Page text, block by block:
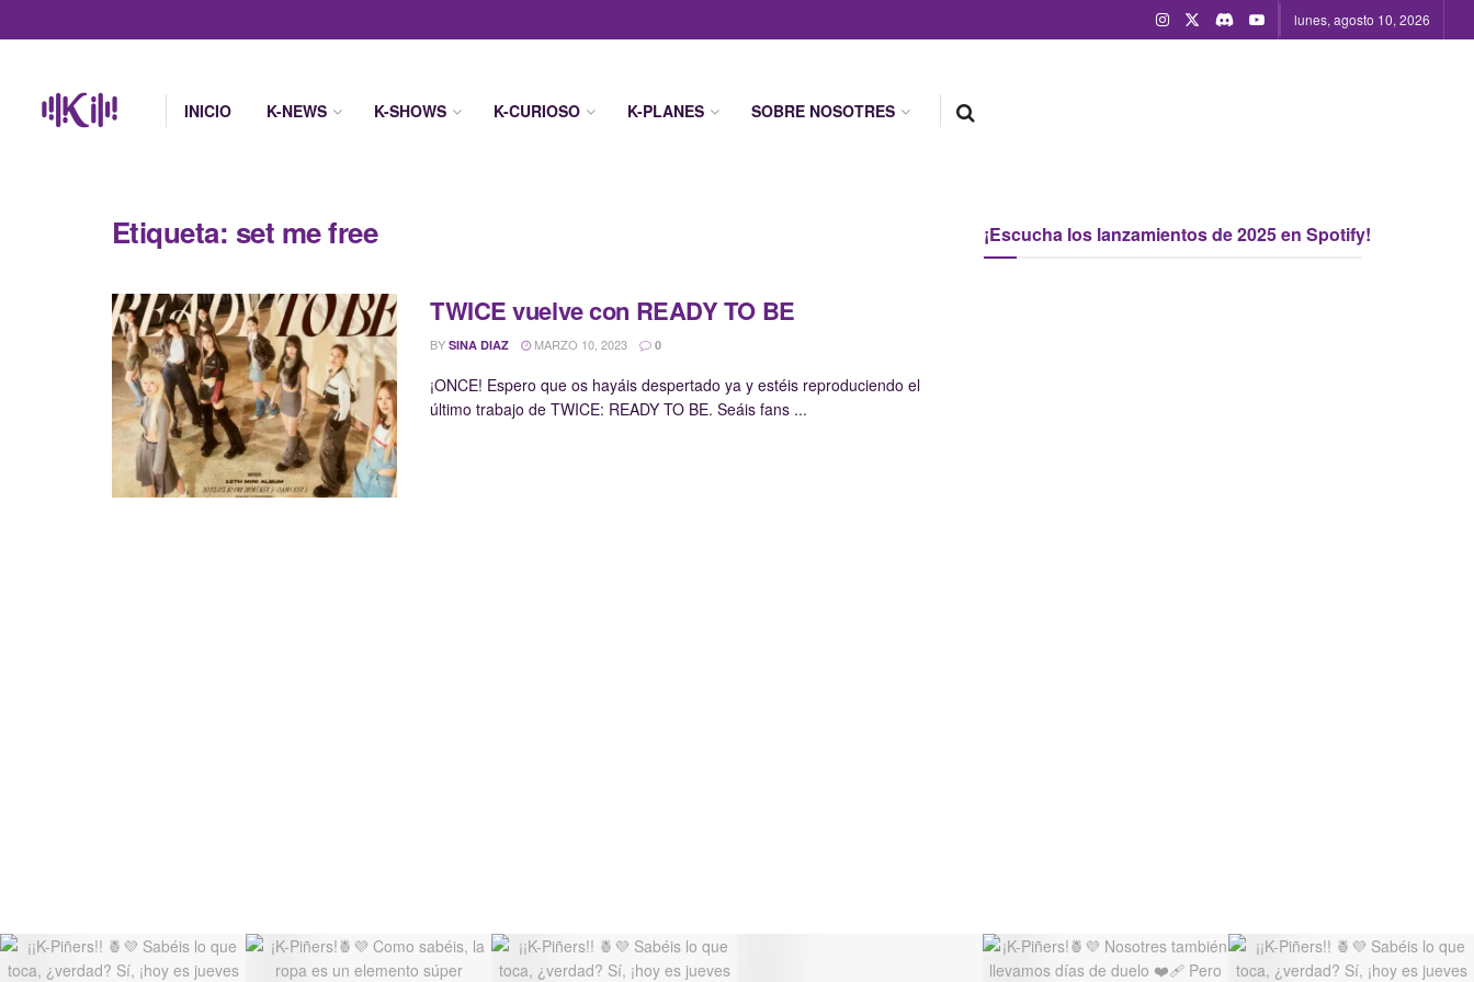
lunes, agosto 10, 2026
INICIO K-NEWS K-SHOWS K-CURIOSO K-PLANES SOBRE NOSOTRES
Etiqueta: set me free
TWICE vuelve con READY TO BE
BY SINA DIAZ MARZO 10, 2023 0
¡ONCE! Espero que os hayáis despertado ya y estéis reproduciendo el
último trabajo de TWICE: READY TO BE. Seáis fans ...
¡Escucha los lanzamientos de 2025 en Spotify!